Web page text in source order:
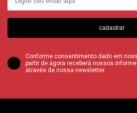
cadastrar
Conforme consentimento dado em
partir de agora receberá nossos
através de nossa newsletter.